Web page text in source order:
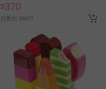
$370
已售出 98977